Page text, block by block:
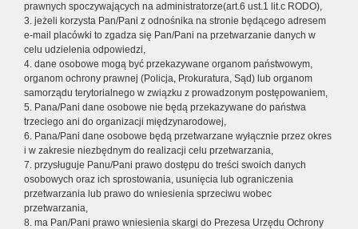
prawnych spoczywających na administratorze(art.6 ust.1 lit.c RODO),
3. jeżeli korzysta Pan/Pani z odnośnika na stronie będącego adresem
e-mail placówki to zgadza się Pan/Pani na przetwarzanie danych w
celu udzielenia odpowiedzi,
4. dane osobowe mogą być przekazywane organom państwowym,
organom ochrony prawnej (Policja, Prokuratura, Sąd) lub organom
samorządu terytorialnego w związku z prowadzonym postępowaniem,
5. Pana/Pani dane osobowe nie będą przekazywane do państwa
trzeciego ani do organizacji międzynarodowej,
6. Pana/Pani dane osobowe będą przetwarzane wyłącznie przez okres
i w zakresie niezbędnym do realizacji celu przetwarzania,
7. przysługuje Panu/Pani prawo dostępu do treści swoich danych
osobowych oraz ich sprostowania, usunięcia lub ograniczenia
przetwarzania lub prawo do wniesienia sprzeciwu wobec
przetwarzania,
8. ma Pan/Pani prawo wniesienia skargi do Prezesa Urzędu Ochrony